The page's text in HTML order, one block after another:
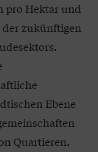
pro Hektar und
der zukünftigen
Ebene
Quartieren.